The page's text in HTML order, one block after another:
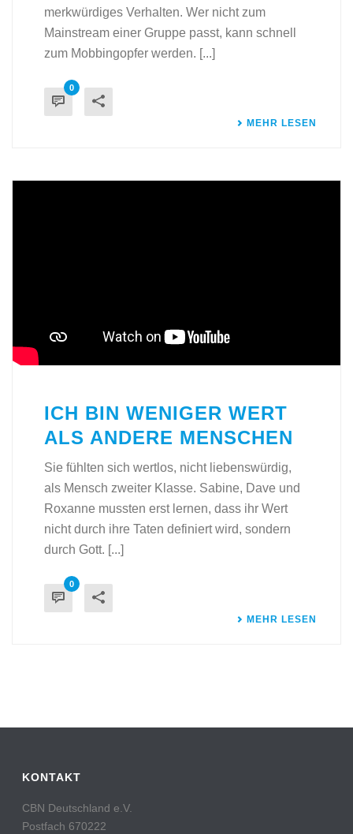
merkwürdiges Verhalten. Wer nicht zum
Mainstream einer Gruppe passt, kann schnell
zum Mobbingopfer werden. [...]
0
MEHR LESEN
ICH BIN WENIGER WERT
ALS ANDERE MENSCHEN
Sie fühlten sich wertlos, nicht liebenswürdig,
als Mensch zweiter Klasse. Sabine, Dave und
Roxanne mussten erst lernen, dass ihr Wert
nicht durch ihre Taten definiert wird, sondern
durch Gott. [...]
0
MEHR LESEN
KONTAKT
CBN Deutschland e.V.
Postfach 670222